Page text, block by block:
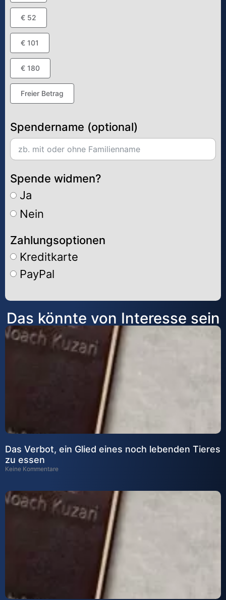
€ 52
€ 101
€ 180
Freier Betrag
Spendername (optional)
Spende widmen?
Ja
Nein
Zahlungsoptionen
Kreditkarte
PayPal
Alternative:
Das könnte von Interesse sein
Das Verbot, ein Glied eines noch lebenden Tieres
zu essen
Keine Kommentare